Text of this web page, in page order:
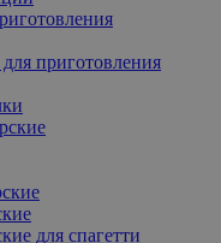
приготовления
для спагетти